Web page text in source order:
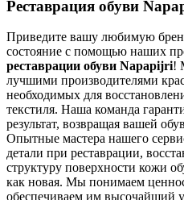
Реставрация обуви
Приведите вашу любимую
состояние с помощью наших
реставрации обуви Napapijri!
лучшими производителями
необходимых для
текстиля. Наша команда
результат, возвращая вашей
Опытные мастера нашего
детали при реставрации,
структуру поверхности кожи
как новая. Мы понимаем
обеспечиваем им высочайший